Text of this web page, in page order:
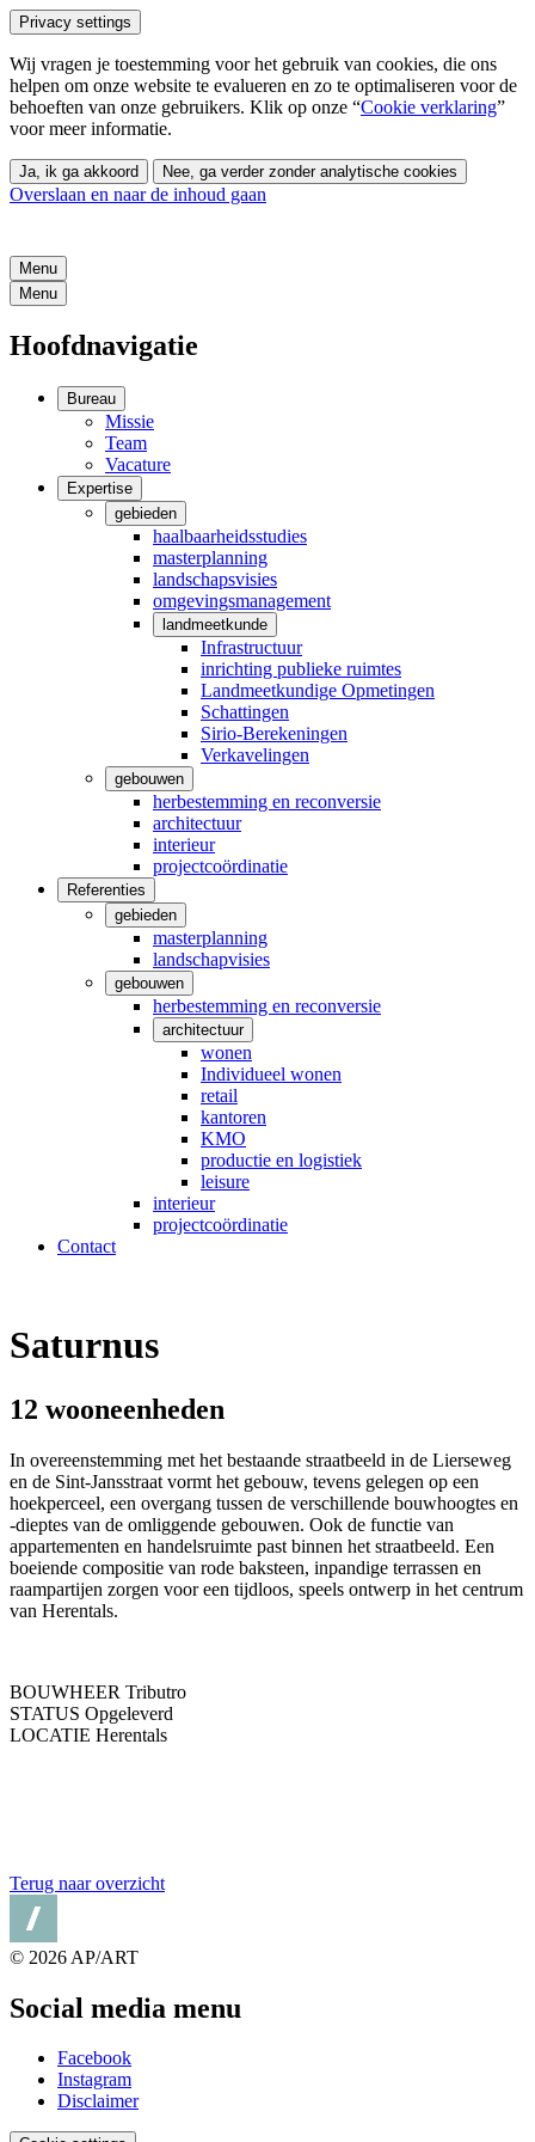
Privacy settings
Wij vragen je toestemming voor het gebruik van cookies, die ons
helpen om onze website te evalueren en zo te optimaliseren voor de
behoeften van onze gebruikers. Klik op onze “Cookie verklaring”
voor meer informatie.
Ja, ik ga akkoord Nee, ga verder zonder analytische cookies
Overslaan en naar de inhoud gaan
Menu
Menu
Hoofdnavigatie
Bureau
Missie
Team
Vacature
Expertise
gebieden
haalbaarheidsstudies
masterplanning
landschapsvisies
omgevingsmanagement
landmeetkunde
Infrastructuur
inrichting publieke ruimtes
Landmeetkundige Opmetingen
Schattingen
Sirio-Berekeningen
Verkavelingen
gebouwen
herbestemming en reconversie
architectuur
interieur
projectcoördinatie
Referenties
gebieden
masterplanning
landschapvisies
gebouwen
herbestemming en reconversie
architectuur
wonen
Individueel wonen
retail
kantoren
KMO
productie en logistiek
leisure
interieur
projectcoördinatie
Contact
Saturnus
12 wooneenheden
In overeenstemming met het bestaande straatbeeld in de Lierseweg
en de Sint-Jansstraat vormt het gebouw, tevens gelegen op een
hoekperceel, een overgang tussen de verschillende bouwhoogtes en
-dieptes van de omliggende gebouwen. Ook de functie van
appartementen en handelsruimte past binnen het straatbeeld. Een
boeiende compositie van rode baksteen, inpandige terrassen en
raampartijen zorgen voor een tijdloos, speels ontwerp in het centrum
van Herentals.
BOUWHEER Tributro
STATUS Opgeleverd
LOCATIE Herentals
Terug naar overzicht
© 2026 AP/ART
Social media menu
Facebook
Instagram
Disclaimer